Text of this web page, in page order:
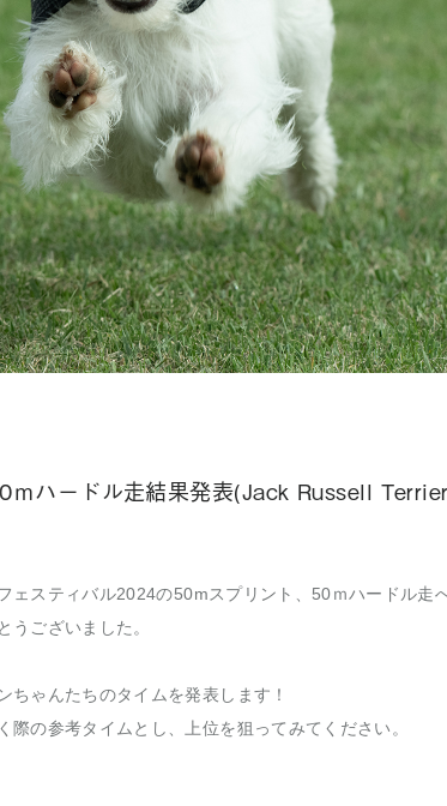
ハードル走結果発表(Jack Russell Terrier
ェスティバル2024の50mスプリント、50ｍハードル走
うございました。
ちゃんたちのタイムを発表します！
際の参考タイムとし、上位を狙ってみてください。